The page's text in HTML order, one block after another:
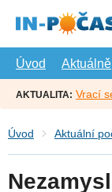
hlavní
Úvod
Aktuálně
AKTUALITA: Vrací
Úvod Aktuální